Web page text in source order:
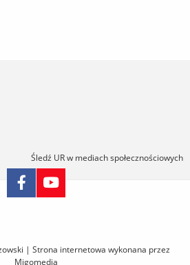
| Strona internetowa wykonana przez
Migomedia
Śledź UR w mediach społecznościowych
i
przejdź